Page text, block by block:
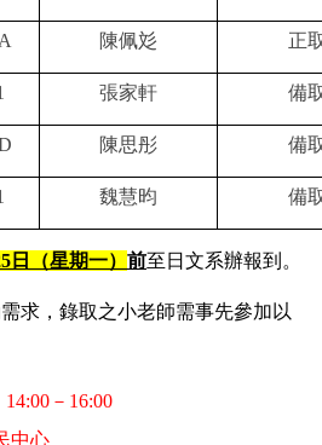
陳佩彣 正
張家軒 備
陳思彤 備
魏慧昀 備
日（星期一） 前至日文系辦報到。
求，錄取之小老師需事先參加以
－16:00
中心